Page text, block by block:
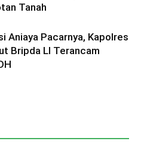
Tanah
Aniaya Pacarnya, Kapolres
Bripda LI Terancam